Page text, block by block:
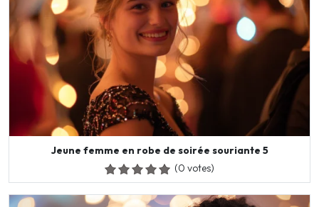
Jeune femme en robe de soirée souriante 5
(0 votes)